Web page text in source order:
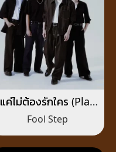
แค่ไม่ต้องรักใคร (Play
Safe)
Fool Step